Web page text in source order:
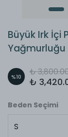
Büyük Irk İçi
%10 ₺
₺
Beden Seçimi